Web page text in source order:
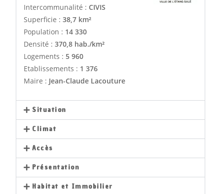
Intercommunalité : CIVIS
Superficie :38,7 km²
Population : 14 330
Densité :370,8 hab./km²
Logements :5 960
Etablissements : 1 376
Maire : Jean-Claude Lacouture
Situation
Climat
Accès
Présentation
Habitat et Immobilier